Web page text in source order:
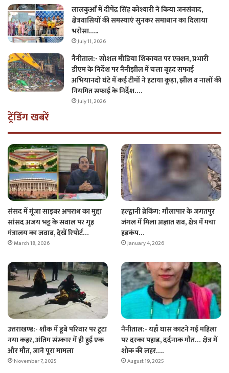
लालकुआँ में दीपेंद्र सिंह कोश्यारी ने किया जनसंवाद,
क्षेत्रवासियों की समस्याएं सुनकर समाधान का दिलाया
भरोसा…..
July 11, 2026
नैनीताल:- सोशल मीडिया शिकायत पर एक्शन, प्रभारी
डीएम के निर्देश पर नैनीझील में चला बृहद सफाई
अभियानदो घंटे में कई टीमों ने हटाया कूड़ा, झील व नालों की
नियमित सफाई के निर्देश….
July 11, 2026
ट्रेंडिंग खबरें
संसद में गूंजा साइबर अपराध का मुद्दा
सांसद अजय भट्ट के सवाल पर गृह
मंत्रालय का जवाब, देखें रिपोर्ट…
March 18, 2026
हल्द्वानी ब्रेकिंग: गौलापार के जगतपुर
जंगल में मिला अज्ञात शव, क्षेत्र में मचा
हड़कंप…
January 4, 2026
उत्तराखण्ड:- शौक में डूबे परिवार पर टूटा
नया कहर, अंतिम संस्कार में ही हुई एक
और मौत, जाने पूरा मामला
November 7, 2025
नैनीताल:- यहाँ घास काटने गई महिला
पर दरका पहाड़, दर्दनाक मौत… क्षेत्र में
शोक की लहर….
August 19, 2025